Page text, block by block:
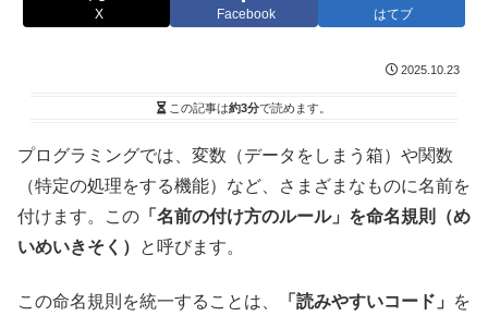
X Facebook はてブ
2025.10.23
この記事は約3分で読めます。
プログラミングでは、変数（データをしまう箱）や関数
（特定の処理をする機能）など、さまざまなものに名前を
付けます。この 「名前の付け方のルール」を命名規則（め
いめいきそく）
と呼びます。
この命名規則を統一することは、 「読みやすいコード」
を